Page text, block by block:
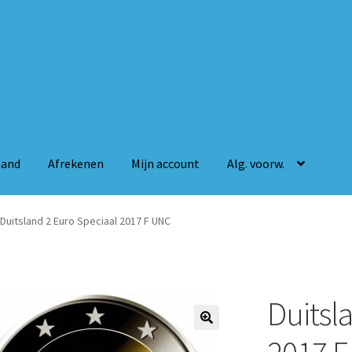
Afrekenen Mijn account Alg. voorw.
Mijn account Alg. voorw.
Duitsland 2 Euro Speciaal 2017 F UNC